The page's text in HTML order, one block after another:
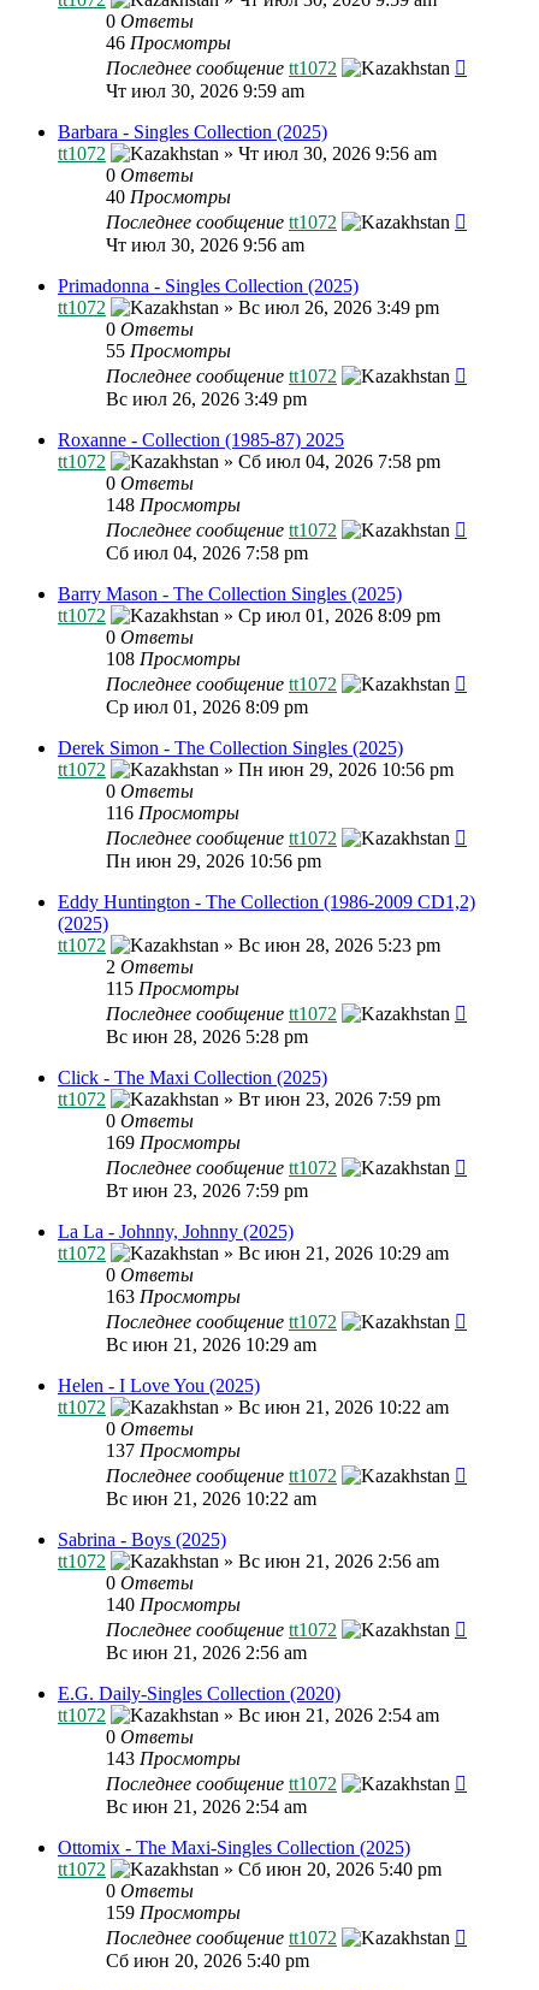
0 Ответы
46 Просмотры
Последнее сообщение tt1072
Чт июл 30, 2026 9:59 am
Barbara - Singles Collection (2025)
tt1072
» Чт июл 30, 2026 9:56 am
0 Ответы
40 Просмотры
Последнее сообщение tt1072
Чт июл 30, 2026 9:56 am
Primadonna - Singles Collection (2025)
tt1072
» Вс июл 26, 2026 3:49 pm
0 Ответы
55 Просмотры
Последнее сообщение tt1072
Вс июл 26, 2026 3:49 pm
Roxanne - Collection (1985-87) 2025
tt1072
» Сб июл 04, 2026 7:58 pm
0 Ответы
148 Просмотры
Последнее сообщение tt1072
Сб июл 04, 2026 7:58 pm
Barry Mason - The Collection Singles (2025)
tt1072
» Ср июл 01, 2026 8:09 pm
0 Ответы
108 Просмотры
Последнее сообщение tt1072
Ср июл 01, 2026 8:09 pm
Derek Simon - The Collection Singles (2025)
tt1072
» Пн июн 29, 2026 10:56 pm
0 Ответы
116 Просмотры
Последнее сообщение tt1072
Пн июн 29, 2026 10:56 pm
Eddy Huntington - The Collection (1986-2009 CD1,2)
(2025)
tt1072
» Вс июн 28, 2026 5:23 pm
2 Ответы
115 Просмотры
Последнее сообщение tt1072
Вс июн 28, 2026 5:28 pm
Click - The Maxi Collection (2025)
tt1072
» Вт июн 23, 2026 7:59 pm
0 Ответы
169 Просмотры
Последнее сообщение tt1072
Вт июн 23, 2026 7:59 pm
La La - Johnny, Johnny (2025)
tt1072
» Вс июн 21, 2026 10:29 am
0 Ответы
163 Просмотры
Последнее сообщение tt1072
Вс июн 21, 2026 10:29 am
Helen - I Love You (2025)
tt1072
» Вс июн 21, 2026 10:22 am
0 Ответы
137 Просмотры
Последнее сообщение tt1072
Вс июн 21, 2026 10:22 am
Sabrina - Boys (2025)
tt1072
» Вс июн 21, 2026 2:56 am
0 Ответы
140 Просмотры
Последнее сообщение tt1072
Вс июн 21, 2026 2:56 am
E.G. Daily-Singles Collection (2020)
tt1072
» Вс июн 21, 2026 2:54 am
0 Ответы
143 Просмотры
Последнее сообщение tt1072
Вс июн 21, 2026 2:54 am
Ottomix - The Maxi-Singles Collection (2025)
tt1072
» Сб июн 20, 2026 5:40 pm
0 Ответы
159 Просмотры
Последнее сообщение tt1072
Сб июн 20, 2026 5:40 pm